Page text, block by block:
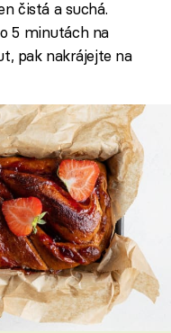
čistá a suchá.
5 minutách na
pak nakrájejte na